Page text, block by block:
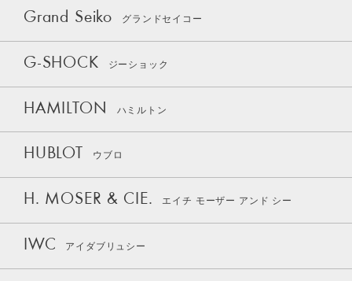
Grand Seiko グランドセイコー
G-SHOCK ジーショック
HAMILTON ハミルトン
HUBLOT ウブロ
H. MOSER & CIE. エイチ モーザー アンド シー
IWC アイダブリュシー